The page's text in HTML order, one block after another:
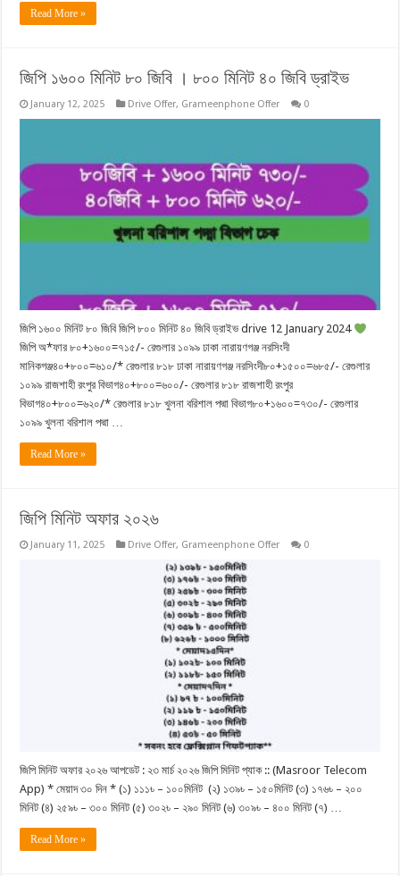
Read More »
জিপি ১৬০০ মিনিট ৮০ জিবি । ৮০০ মিনিট ৪০ জিবি ড্রাইভ
January 12, 2025 Drive Offer, Grameenphone Offer 0
জিপি ১৬০০ মিনিট ৮০ জিবি জিপি ৮০০ মিনিট ৪০ জিবি ড্রাইভ drive 12 January 2024
জিপি অ*ফার ৮০+১৬০০=৭১৫/- রেগুলার ১০৯৯ ঢাকা নারায়ণগঞ্জ নরসিংদী
মানিকগঞ্জ৪০+৮০০=৬১০/* রেগুলার ৮১৮ ঢাকা নারায়ণগঞ্জ নরসিংদী৮০+১৫০০=৬৮৫/- রেগুলার
১০৯৯ রাজশাহী রংপুর বিভাগ৪০+৮০০=৬০০/- রেগুলার ৮১৮ রাজশাহী রংপুর
বিভাগ৪০+৮০০=৬২০/* রেগুলার ৮১৮ খুলনা বরিশাল পদ্মা বিভাগ৮০+১৬০০=৭৩০/- রেগুলার
১০৯৯ খুলনা বরিশাল পদ্মা …
Read More »
জিপি মিনিট অফার ২০২৬
January 11, 2025 Drive Offer, Grameenphone Offer 0
জিপি মিনিট অফার ২০২৬ আপডেট : ২৩ মার্চ ২০২৬ জিপি মিনিট প্যাক :: (Masroor Telecom
App) * মেয়াদ ৩০ দিন * (১) ১১১৳ – ১০০মিনিট (২) ১৩৯৳ – ১৫০মিনিট (৩) ১৭৬৳ – ২০০
মিনিট (৪) ২৫৯৳ – ৩০০ মিনিট (৫) ৩০২৳ – ২৯০ মিনিট (৬) ৩০৯৳ – ৪০০ মিনিট (৭) …
Read More »